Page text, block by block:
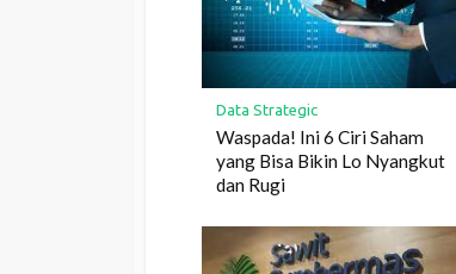
Data Strategic
Waspada! Ini 6 Ciri Saham
yang Bisa Bikin Lo Nyangkut
dan Rugi